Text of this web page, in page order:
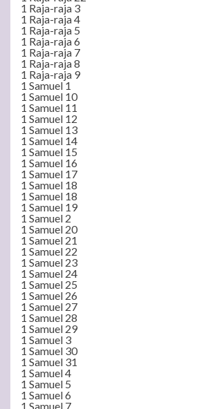
1 Raja-raja 3
1 Raja-raja 4
1 Raja-raja 5
1 Raja-raja 6
1 Raja-raja 7
1 Raja-raja 8
1 Raja-raja 9
1 Samuel 1
1 Samuel 10
1 Samuel 11
1 Samuel 12
1 Samuel 13
1 Samuel 14
1 Samuel 15
1 Samuel 16
1 Samuel 17
1 Samuel 18
1 Samuel 18
1 Samuel 19
1 Samuel 2
1 Samuel 20
1 Samuel 21
1 Samuel 22
1 Samuel 23
1 Samuel 24
1 Samuel 25
1 Samuel 26
1 Samuel 27
1 Samuel 28
1 Samuel 29
1 Samuel 3
1 Samuel 30
1 Samuel 31
1 Samuel 4
1 Samuel 5
1 Samuel 6
1 Samuel 7